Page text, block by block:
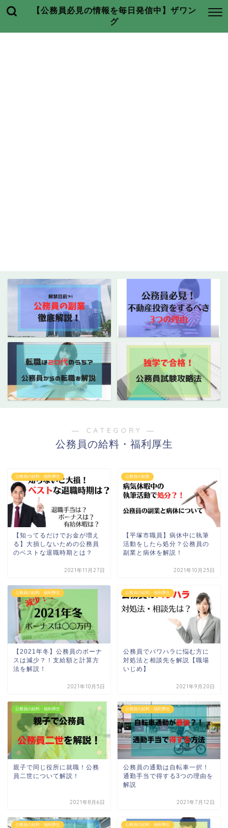
【公務員必見の情報を毎日発信中】ザワン
グ
― CATEGORY ―
公務員の給料・福利厚生
公務員の給料・福利厚生
【知ってるだけでお金が増え
る】大損しないための公務員
のベストな退職時期とは？
2021年11月27日
公務員の副業
【平塚市職員】病休中に執筆
活動をしたら処分？公務員の
副業と病休を解説！
2021年10月25日
公務員の給料・福利厚生
【2021年冬】公務員のボーナ
スは減少？！支給額と計算方
法を解説！
2021年10月5日
公務員の給料・福利厚生
公務員でパワハラに悩む方に
対処法と相談先を解説【職場
いじめ】
2021年9月20日
公務員の給料・福利厚生
親子で同じ役所に就職！公務
員二世について解説！
2021年8月6日
公務員の給料・福利厚生
公務員の通勤は自転車一択！
通勤手当で得する3つの理由を
解説
2021年7月12日
公務員の給料・福利厚生 公務員の給料・福利厚生